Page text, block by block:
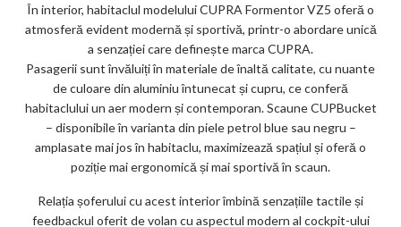
În interior, habitaclul modelului CUPRA Formentor VZ5 oferă o
atmosferă evident modernă și sportivă, printr-o abordare unică
a senzației care definește marca CUPRA.
Pasagerii sunt învăluiți în materiale de înaltă calitate, cu nuante
de culoare din aluminiu întunecat și cupru, ce conferă
habitaclului un aer modern și contemporan. Scaune CUPBucket
– disponibile în varianta din piele petrol blue sau negru –
amplasate mai jos în habitaclu, maximizează spațiul și oferă o
poziție mai ergonomică și mai sportivă în scaun.
Relația șoferului cu acest interior îmbină senzațiile tactile și
feedbackul oferit de volan cu aspectul modern al cockpit-ului